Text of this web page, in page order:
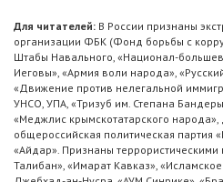
Для читателей: В России признаны
организации ФБК (Фонд борьбы с
Штабы Навального, «Национал-
Иеговы», «Армия воли народа»,
«Движение против нелегальной
УНСО, УПА, «Тризуб им. Степана
«Меджлис крымскотатарского народа»,
общероссийская политическая партия
«Айдар». Признаны
Талибан», «Имарат Кавказ»,